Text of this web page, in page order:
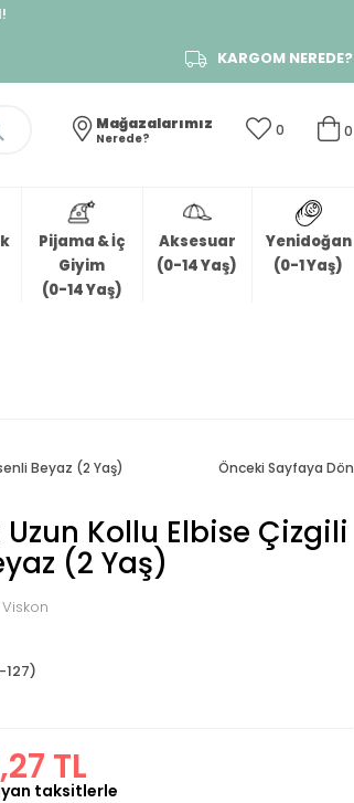
KARGOM NEREDE?
0
0
Mağazalarımız
Nerede?
Pijama & İç
Giyim
(0-14 Yaş)
Aksesuar
(0-14 Yaş)
Yenidoğan
(0-1 Yaş)
Beyaz (2 Yaş) Önceki Sayfaya Dön
Kollu Elbise Çizgili
(2 Yaş)
127)
TL
taksitlerle